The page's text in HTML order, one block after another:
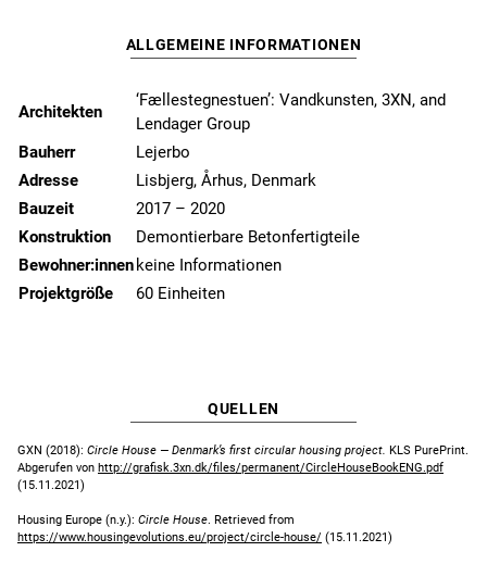
ALLGEMEINE INFORMATIONEN
Architekten
‘Fællestegnestuen’: Vandkunsten, 3XN, and
Lendager Group
Bauherr
Lejerbo
Adresse
Lisbjerg, Århus, Denmark
Bauzeit
2017 – 2020
Konstruktion
Demontierbare Betonfertigteile
Bewohner:innen keine Informationen
Projektgröße
60 Einheiten
QUELLEN
GXN (2018): Circle House — Denmark’s first circular housing project. KLS PurePrint.
Abgerufen von http://grafisk.3xn.dk/files/permanent/CircleHouseBookENG.pdf
(15.11.2021)
Housing Europe (n.y.): Circle House. Retrieved from
https://www.housingevolutions.eu/project/circle-house/ (15.11.2021)